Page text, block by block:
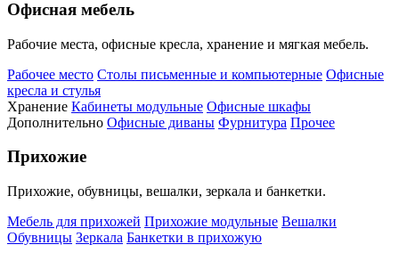
Офисная мебель
Рабочие места, офисные кресла, хранение и мягкая мебель.
Рабочее место Столы письменные и компьютерные Офисные
кресла и стулья
Хранение Кабинеты модульные Офисные шкафы
Дополнительно Офисные диваны Фурнитура Прочее
Прихожие
Прихожие, обувницы, вешалки, зеркала и банкетки.
Мебель для прихожей Прихожие модульные Вешалки
Обувницы Зеркала Банкетки в прихожую